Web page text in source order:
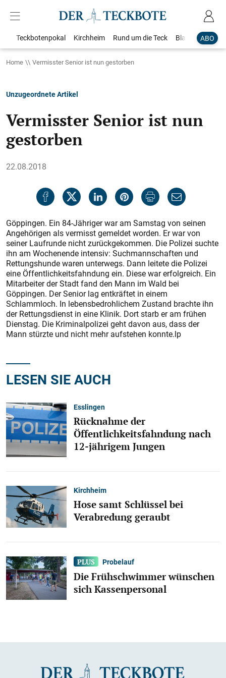
ABO
Teckbotenpokal Kirchheim Rund um die Teck Blaulicht
Home Vermisster Senior ist nun gestorben
Unzugeordnete Artikel
Vermisster Senior ist nun
gestorben
22.08.2018
Göppingen. Ein 84-Jähriger war am Samstag von seinen
Angehörigen als vermisst gemeldet worden. Er war von
seiner Laufrunde nicht zurückgekommen. Die Polizei suchte
ihn am Wochenende intensiv: Suchmannschaften und
Rettungshunde waren unterwegs. Dann leitete die Polizei
eine Öffentlichkeitsfahndung ein. Diese war erfolgreich. Ein
Mitarbeiter der Stadt fand den Mann im Wald bei
Göppingen. Der Senior lag entkräftet in einem
Schlammloch. In lebensbedrohlichem Zustand brachte ihn
der Rettungsdienst in eine Klinik. Dort starb er am frühen
Dienstag. Die Kriminalpolizei geht davon aus, dass der
Mann stürzte und nicht mehr aufstehen konnte.lp
LESEN SIE AUCH
Esslingen
Rücknahme der
Öffentlichkeitsfahndung nach
12-jährigem Jungen
Kirchheim
Hose samt Schlüssel bei
Verabredung geraubt
Probelauf
Die Frühschwimmer wünschen
sich Kassenpersonal